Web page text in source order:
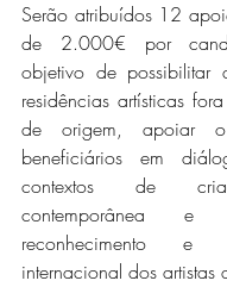
Serão atribuídos 12
de 2.000€ por
objetivo de possibilitar
residências artísticas
de origem, apoiar
beneficiários em
contextos de
contemporânea
reconhecimento
internacional dos artistas